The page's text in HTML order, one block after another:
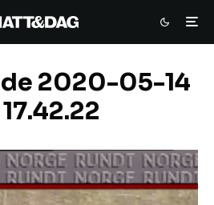
2020-05-14